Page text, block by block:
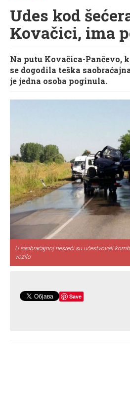
Udes kod
Kovačici, ima
Na putu Kovačica-Pančevo,
se dogodila teška
jejedna osoba poginula.
U saobraćajnoj nesreći su učestvovali
vozilo
Save